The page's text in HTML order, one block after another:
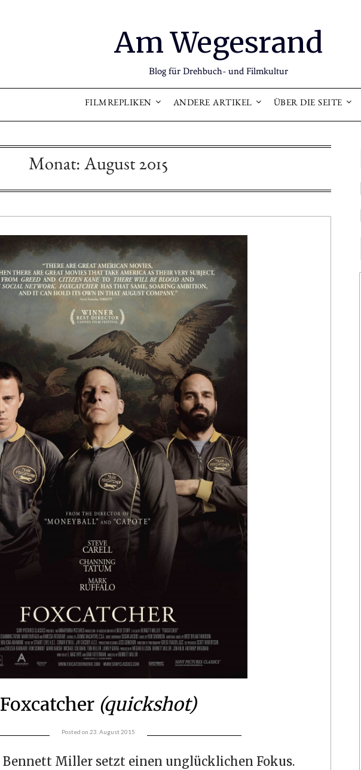
Am Wegesrand
Blog für Drehbuch- und Filmkultur
FILMREPLIKEN ANDERE ARTIKEL ÜBER DIE SEITE
Monat: August 2015
Foxcatcher (quickshot)
Posted on 23. August 2015
Bennett Miller setzt einen unglücklichen Fokus.